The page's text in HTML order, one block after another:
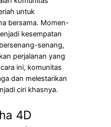
untuk
bersama. Momen-
kesempatan
senang,
perjalanan yang
ini, komunitas
dan melestarikan
ciri khasnya.
4D